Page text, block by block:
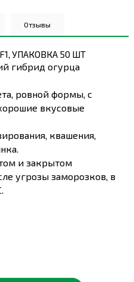
Отзывы
УПАКОВКА 50 ШТ
гибрид огурца
ровной формы, с
вкусовые
квашения,
и закрытом
угрозы заморозков, в